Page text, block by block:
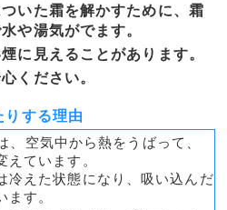
いた霜を解かすために、霜
や湯気がでます。
に見えることがあります。
ください。
する理由
、空気中から熱をうばって、
ています。
冷えた状態になり、吸い込んだ
す。